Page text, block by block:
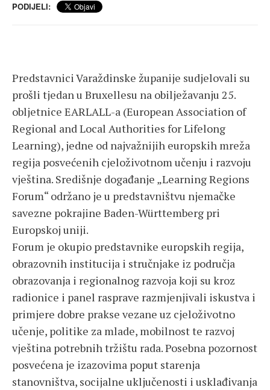
PODIJELI:
Predstavnici Varaždinske županije sudjelovali su
prošli tjedan u Bruxellesu na obilježavanju 25.
obljetnice EARLALL-a (European Association of
Regional and Local Authorities for Lifelong
Learning), jedne od najvažnijih europskih mreža
regija posvećenih cjeloživotnom učenju i razvoju
vještina. Središnje događanje „Learning Regions
Forum“ održano je u predstavništvu njemačke
savezne pokrajine Baden-Württemberg pri
Europskoj uniji.
Forum je okupio predstavnike europskih regija,
obrazovnih institucija i stručnjake iz područja
obrazovanja i regionalnog razvoja koji su kroz
radionice i panel rasprave razmjenjivali iskustva i
primjere dobre prakse vezane uz cjeloživotno
učenje, politike za mlade, mobilnost te razvoj
vještina potrebnih tržištu rada. Posebna pozornost
posvećena je izazovima poput starenja
stanovništva, socijalne uključenosti i usklađivanja